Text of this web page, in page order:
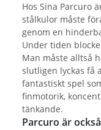
Hos Sina Parcuro
stålkulor måste
genom en
Under tiden
Man måste alltså
slutligen lyckas få
fantastiskt spel
finmotorik,
tänkande.
Parcuro är